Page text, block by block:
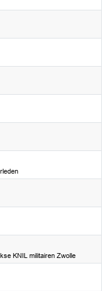
KNIL militairen Zwolle